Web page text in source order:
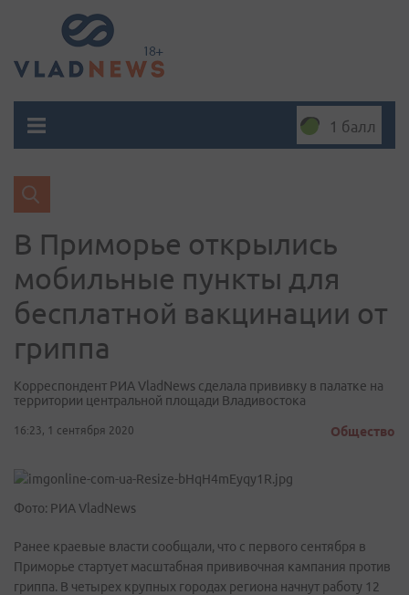
1 балл
В Приморье открылись
мобильные пункты для
бесплатной вакцинации от
гриппа
Корреспондент РИА VladNews сделала прививку в палатке на
территории центральной площади Владивостока
16:23, 1 сентября 2020 Общество
Фото: РИА VladNews
Ранее краевые власти сообщали, что с первого сентября в
Приморье стартует масштабная прививочная кампания против
гриппа. В четырех крупных городах региона начнут работу 12